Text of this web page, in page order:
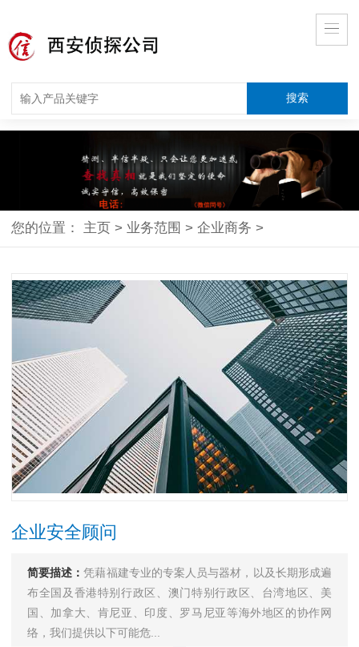
您的位置： 主页 > 业务范围 > 企业商务 >
企业安全顾问
简要描述：凭藉福建专业的专案人员与器材，以及长期形成遍
布全国及香港特别行政区、澳门特别行政区、台湾地区、美
国、加拿大、肯尼亚、印度、罗马尼亚等海外地区的协作网
络，我们提供以下可能危...